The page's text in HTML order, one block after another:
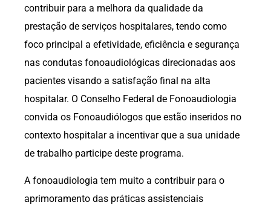
contribuir para a melhora da qualidade da
prestação de serviços hospitalares, tendo como
foco principal a efetividade, eficiência e segurança
nas condutas fonoaudiológicas direcionadas aos
pacientes visando a satisfação final na alta
hospitalar. O Conselho Federal de Fonoaudiologia
convida os Fonoaudiólogos que estão inseridos no
contexto hospitalar a incentivar que a sua unidade
de trabalho participe deste programa.
A fonoaudiologia tem muito a contribuir para o
aprimoramento das práticas assistenciais